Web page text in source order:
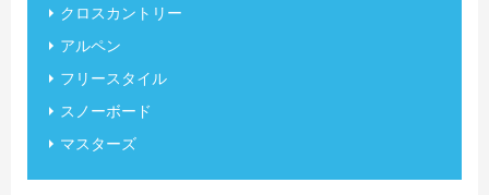
クロスカントリー
アルペン
フリースタイル
スノーボード
マスターズ